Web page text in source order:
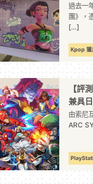
過去一
團》，
[…]
Kpop 獵
線下活動
【評
兼具
由索尼
ARC
改編